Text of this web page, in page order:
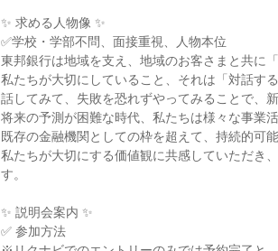
✨ 求める人物像 ✨
✅学校・学部不問、面接重視、人物本位
東邦銀行は地域を支え、地域のお客さまと共に
私たちが大切にしていること、それは「対話す
話してみて、失敗を恐れずやってみることで、
将来の予測が困難な時代、私たちは様々な事業
既存の金融機関としての枠を超えて、持続的可
私たちが大切にする価値観に共感していただき
す。
✨ 説明会案内 ✨
✅ 参加方法